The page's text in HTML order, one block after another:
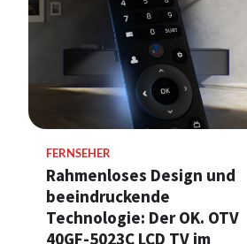
FERNSEHER
Rahmenloses Design und
beeindruckende
Technologie: Der OK. OTV
40GF-5023C LCD TV im